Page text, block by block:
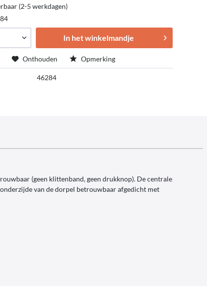
(2-5 werkdagen)
In het winkelmandje
Onthouden Opmerking
46284
(geen klittenband, geen drukknop). De centrale
van de dorpel betrouwbaar afgedicht met